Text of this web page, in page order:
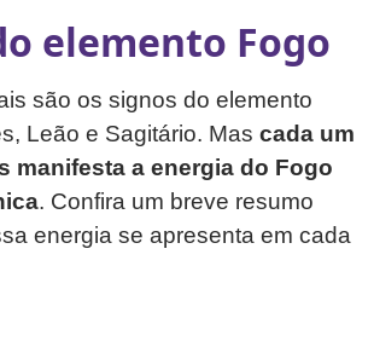
elemento Fogo
são os signos do elemento
Leão e Sagitário. Mas cada um
manifesta a energia do Fogo
. Confira um breve resumo
energia se apresenta em cada